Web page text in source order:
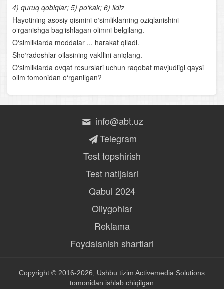
Nerv sistemasi va sezgi organlari
Baliqlar sinfi
Baliqlarning ko‘payishi
Baliqlar sinfining klassifikatsiyasi va ahamiyati
Suvda hamda quruqlikda yashovchilarning xilma-xilligi
Suvda hamda quruqlikda yashovchilarning ko‘payishi,
rivojlanishi va kelib chiqishi
Sudralib yuruvchilar sinfi
Qushlarning ko‘payishi va rivojlanishi
Qushlarning yashash tarzi va mavsumiy hodisalarga
Qushlarning kelib chiqishi
4) quruq qobiqlar; 5) po‘kak; 6) ildiz
Hayotining asosiy qismini o‘simliklarning oziqlanishini
o‘rganishga bag‘ishlagan olimni belgilang.
O‘simliklarda moddalar ... harakat qiladi.
Sho‘radoshlar oilasining vakIlini aniqlang.
O‘simliklarda ovqat resurslari uchun raqobat mavjudligi qaysi
olim tomonidan o‘rganilgan?
info@abt.uz
Telegram
Test topshirish
Test natijalari
Qabul 2024
Oliygohlar
Reklama
Foydalanish shartlari
Copyright © 2016-2026, Ushbu tizim Activemedia Solutions
tomonidan ishlab chiqilgan